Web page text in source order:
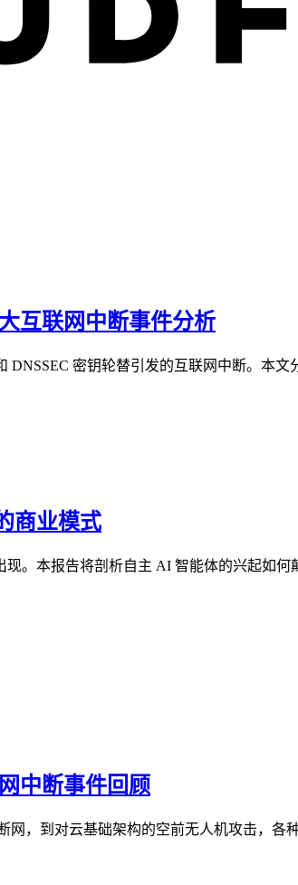
互联网中断事件分析
DNSSEC 密钥轮替引发的互联网中断。本
商业模式
。本报告将剖析自主 AI 智能体的兴起如
中断事件回顾
，到对云基础架构的空前无人机攻击，各